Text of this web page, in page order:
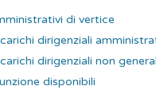
di vertice
dirigenziali
dirigenziali non
disponibili